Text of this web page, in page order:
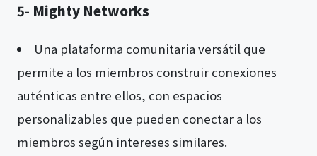
5- Mighty Networks
Una plataforma comunitaria versátil que
permite a los miembros construir conexiones
auténticas entre ellos, con espacios
personalizables que pueden conectar a los
miembros según intereses similares.